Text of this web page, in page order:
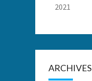
2021
ARCHIVES